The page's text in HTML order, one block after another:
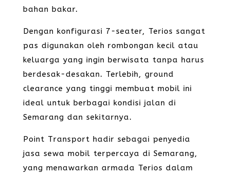
bahan bakar.
Dengan konfigurasi 7-seater, Terios sangat
pas digunakan oleh rombongan kecil atau
keluarga yang ingin berwisata tanpa harus
berdesak-desakan. Terlebih, ground
clearance yang tinggi membuat mobil ini
ideal untuk berbagai kondisi jalan di
Semarang dan sekitarnya.
Point Transport hadir sebagai penyedia
jasa sewa mobil terpercaya di Semarang,
yang menawarkan armada Terios dalam